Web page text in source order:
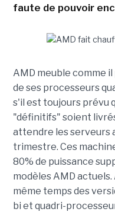
faute de pouvoir
AMD meuble comme
de ses processeurs
s'il est toujours prévu
"définitifs" soient
attendre les serveurs
trimestre. Ces
80% de puissance
modèles AMD
même temps des
bi et quadri-